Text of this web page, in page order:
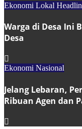
Ekonomi Lokal
Warga di Desa Ini
Desa
Ekonomi Nasional
Jelang Lebaran,
Ribuan Agen dan